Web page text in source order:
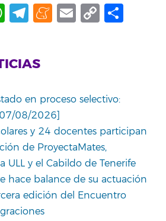
WhatsApp
Telegram
Meneame
Email
Copy
en proceso selectivo:
08/2026]
y 24 docentes participan
de ProyectaMates,
ULL y el Cabildo de Tenerife
hace balance de su actuación
edición del Encuentro